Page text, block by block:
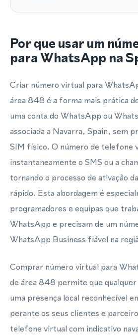
Por que usar um
para WhatsApp na
Criar número virtual para
área 848 é a forma mais prática
uma conta do WhatsApp ou
associada a Navarra, Spain, sem
SIM físico. O número de telefone
instantaneamente o SMS ou a
tornando o processo de ativação
rápido. Esta abordagem é
programadores e equipas que
WhatsApp e precisam de um
WhatsApp Business fiável na
Comprar número virtual para
de área 848 permite que
uma presença local reconhecível
perante os seus clientes e
telefone virtual com indicativo